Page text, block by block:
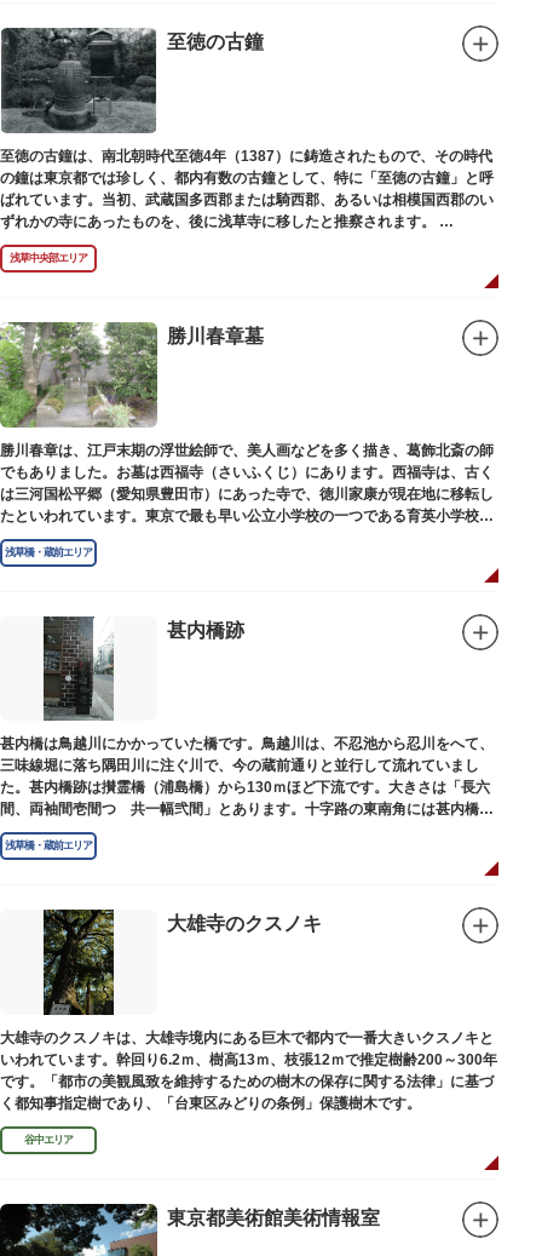
至徳の古鐘
至徳の古鐘は、南北朝時代至徳4年（1387）に鋳造されたもので、その時代
の鐘は東京都では珍しく、都内有数の古鐘として、特に「至徳の古鐘」と呼
ばれています。当初、武蔵国多西郡または騎西郡、あるいは相模国西郡のい
ずれかの寺にあったものを、後に浅草寺に移したと推察されます。
現在は、五重塔北側の絵馬堂内に保管されています。絵馬堂は通常非公開と
なっていますが、不定期で行われる「伝法院庭園拝観と絵馬展」が開催され
浅草中央部エリア
勝川春章墓
勝川春章は、江戸末期の浮世絵師で、美人画などを多く描き、葛飾北斎の師
でもありました。お墓は西福寺（さいふくじ）にあります。西福寺は、古く
は三河国松平郷（愛知県豊田市）にあった寺で、徳川家康が現在地に移転し
たといわれています。東京で最も早い公立小学校の一つである育英小学校の
発祥の地としても知られています。
浅草橋・蔵前エリア
甚内橋跡
甚内橋は鳥越川にかかっていた橋です。鳥越川は、不忍池から忍川をへて、
三味線堀に落ち隅田川に注ぐ川で、今の蔵前通りと並行して流れていまし
た。甚内橋跡は攅霊橋（浦島橋）から130ｍほど下流です。大きさは「長六
間、両袖間壱間つゞ共一幅弐間」とあります。十字路の東南角には甚内橋跡
の石碑があります。
浅草橋・蔵前エリア
大雄寺のクスノキ
大雄寺のクスノキは、大雄寺境内にある巨木で都内で一番大きいクスノキと
いわれています。幹回り6.2ｍ、樹高13ｍ、枝張12ｍで推定樹齢200～300年
です。「都市の美観風致を維持するための樹木の保存に関する法律」に基づ
く都知事指定樹であり、「台東区みどりの条例」保護樹木です。
谷中エリア
東京都美術館美術情報室